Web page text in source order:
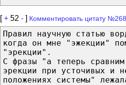
[+ 52 - ] Комментировать цитату №268
Правил научную статью
когда он мне "эжекции"
"эрекции".
С фразы "а теперь сравним
эрекции при усточивых и
положениях системы"